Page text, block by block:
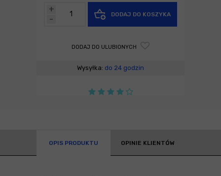
-
+
DODAJ DO KOSZYKA
DODAJ DO ULUBIONYCH
Wysyłka: do 24 godzin
OPIS PRODUKTU OPINIE KLIENTÓW